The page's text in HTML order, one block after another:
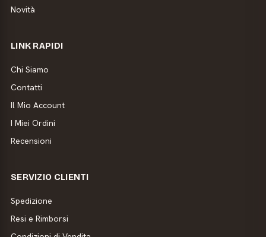
Novità
LINK RAPIDI
Chi Siamo
Contatti
Il Mio Account
I Miei Ordini
Recensioni
SERVIZIO CLIENTI
Spedizione
Resi e Rimborsi